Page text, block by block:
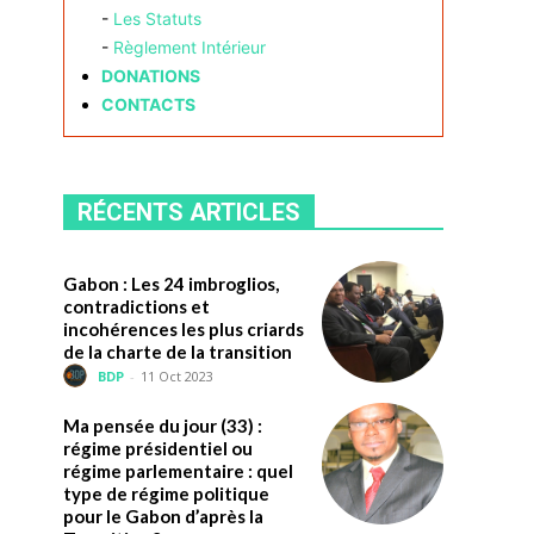
- Les Statuts
- Règlement Intérieur
DONATIONS
CONTACTS
RÉCENTS ARTICLES
Gabon : Les 24 imbroglios,
contradictions et
incohérences les plus criards
de la charte de la transition
BDP - 11 Oct 2023
Ma pensée du jour (33) :
régime présidentiel ou
régime parlementaire : quel
type de régime politique
pour le Gabon d’après la